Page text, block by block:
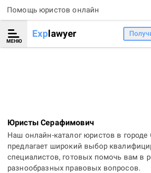
Помощь юристов онлайн
МЕНЮ
Explawyer
Юристы Серафимович
Наш онлайн-каталог юристов в
предлагает широкий выбор
специалистов, готовых помочь вам в
разнообразных правовых вопросов.